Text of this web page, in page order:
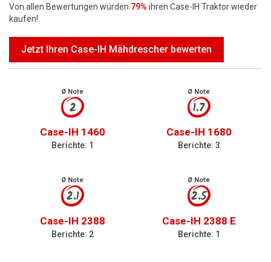
Von allen Bewertungen würden 79% ihren Case-IH Traktor wieder
kaufen!
Jetzt Ihren Case-IH Mähdrescher bewerten
Ø Note
2
Case-IH 1460
Berichte: 1
Ø Note
1.7
Case-IH 1680
Berichte: 3
Ø Note
2.1
Case-IH 2388
Berichte: 2
Ø Note
2.5
Case-IH 2388 E
Berichte: 1